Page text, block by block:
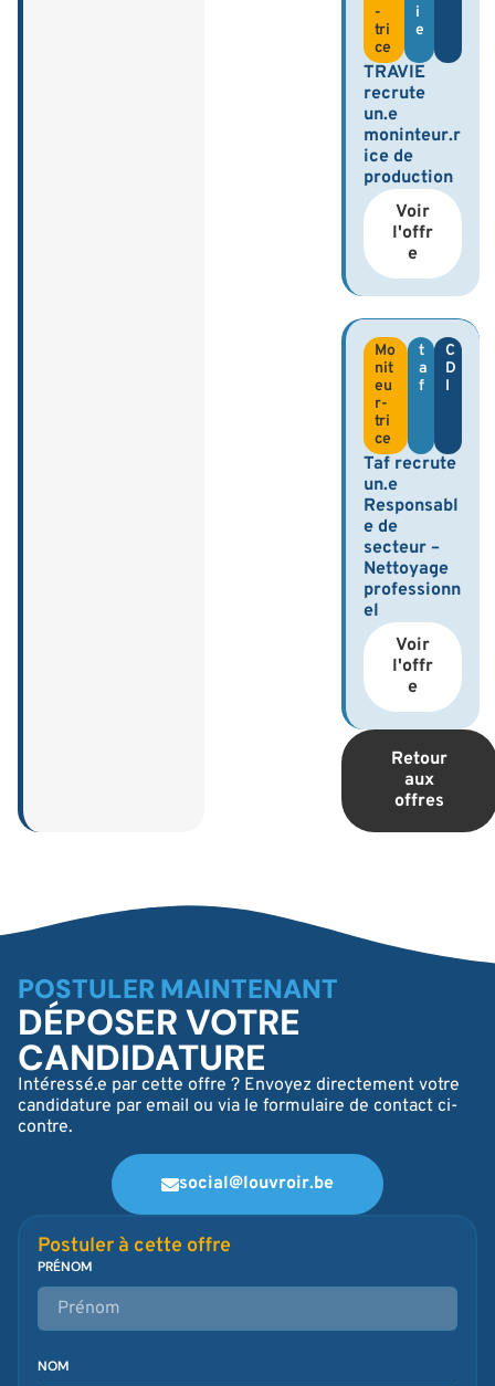
-
tri
ce
i
e
TRAVIE
recrute
un.e
moninteur.r
ice de
production
Voir
l'offr
e
Mo
nit
eu
r-
tri
ce
t
a
f
C
D
I
Taf recrute
un.e
Responsabl
e de
secteur –
Nettoyage
professionn
el
Voir
l'offr
e
Retour
aux
offres
POSTULER MAINTENANT
DÉPOSER VOTRE
CANDIDATURE
Intéressé.e par cette offre ? Envoyez directement votre
candidature par email ou via le formulaire de contact ci-
contre.
social@louvroir.be
Postuler à cette offre
PRÉNOM
NOM